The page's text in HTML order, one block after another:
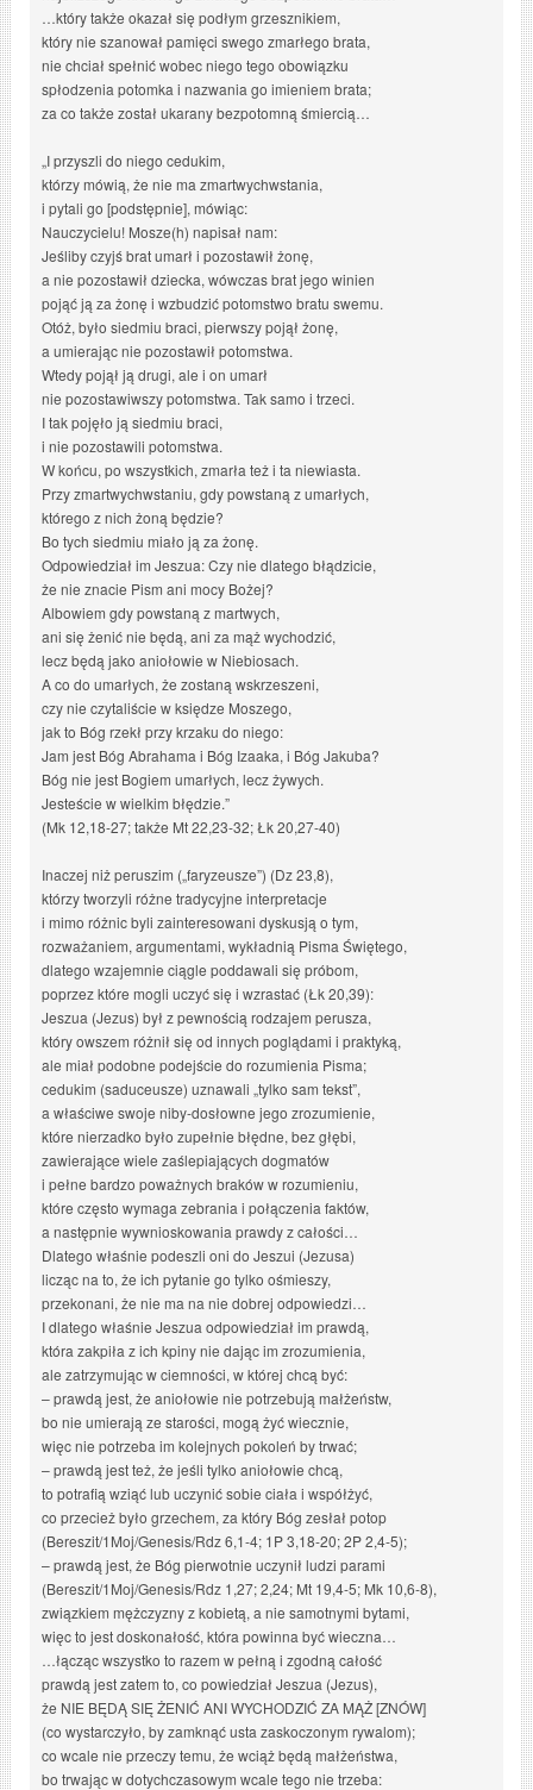
…który także okazał się podłym grzesznikiem,
który nie szanował pamięci swego zmarłego brata,
nie chciał spełnić wobec niego tego obowiązku
spłodzenia potomka i nazwania go imieniem brata;
za co także został ukarany bezpotomną śmiercią…
„I przyszli do niego cedukim,
którzy mówią, że nie ma zmartwychwstania,
i pytali go [podstępnie], mówiąc:
Nauczycielu! Mosze(h) napisał nam:
Jeśliby czyjś brat umarł i pozostawił żonę,
a nie pozostawił dziecka, wówczas brat jego winien
pojąć ją za żonę i wzbudzić potomstwo bratu swemu.
Otóż, było siedmiu braci, pierwszy pojął żonę,
a umierając nie pozostawił potomstwa.
Wtedy pojął ją drugi, ale i on umarł
nie pozostawiwszy potomstwa. Tak samo i trzeci.
I tak pojęło ją siedmiu braci,
i nie pozostawili potomstwa.
W końcu, po wszystkich, zmarła też i ta niewiasta.
Przy zmartwychwstaniu, gdy powstaną z umarłych,
którego z nich żoną będzie?
Bo tych siedmiu miało ją za żonę.
Odpowiedział im Jeszua: Czy nie dlatego błądzicie,
że nie znacie Pism ani mocy Bożej?
Albowiem gdy powstaną z martwych,
ani się żenić nie będą, ani za mąż wychodzić,
lecz będą jako aniołowie w Niebiosach.
A co do umarłych, że zostaną wskrzeszeni,
czy nie czytaliście w księdze Moszego,
jak to Bóg rzekł przy krzaku do niego:
Jam jest Bóg Abrahama i Bóg Izaaka, i Bóg Jakuba?
Bóg nie jest Bogiem umarłych, lecz żywych.
Jesteście w wielkim błędzie.”
(Mk 12,18-27; także Mt 22,23-32; Łk 20,27-40)
Inaczej niż peruszim („faryzeusze”) (Dz 23,8),
którzy tworzyli różne tradycyjne interpretacje
i mimo różnic byli zainteresowani dyskusją o tym,
rozważaniem, argumentami, wykładnią Pisma Świętego,
dlatego wzajemnie ciągle poddawali się próbom,
poprzez które mogli uczyć się i wzrastać (Łk 20,39):
Jeszua (Jezus) był z pewnością rodzajem perusza,
który owszem różnił się od innych poglądami i praktyką,
ale miał podobne podejście do rozumienia Pisma;
cedukim (saduceusze) uznawali „tylko sam tekst”,
a właściwe swoje niby-dosłowne jego zrozumienie,
które nierzadko było zupełnie błędne, bez głębi,
zawierające wiele zaślepiających dogmatów
i pełne bardzo poważnych braków w rozumieniu,
które często wymaga zebrania i połączenia faktów,
a następnie wywnioskowania prawdy z całości…
Dlatego właśnie podeszli oni do Jeszui (Jezusa)
licząc na to, że ich pytanie go tylko ośmieszy,
przekonani, że nie ma na nie dobrej odpowiedzi…
I dlatego właśnie Jeszua odpowiedział im prawdą,
która zakpiła z ich kpiny nie dając im zrozumienia,
ale zatrzymując w ciemności, w której chcą być:
– prawdą jest, że aniołowie nie potrzebują małżeństw,
bo nie umierają ze starości, mogą żyć wiecznie,
więc nie potrzeba im kolejnych pokoleń by trwać;
– prawdą jest też, że jeśli tylko aniołowie chcą,
to potrafią wziąć lub uczynić sobie ciała i współżyć,
co przecież było grzechem, za który Bóg zesłał potop
(Bereszit/1Moj/Genesis/Rdz 6,1-4; 1P 3,18-20; 2P 2,4-5);
– prawdą jest, że Bóg pierwotnie uczynił ludzi parami
(Bereszit/1Moj/Genesis/Rdz 1,27; 2,24; Mt 19,4-5; Mk 10,6-8),
związkiem mężczyzny z kobietą, a nie samotnymi bytami,
więc to jest doskonałość, która powinna być wieczna…
…łącząc wszystko to razem w pełną i zgodną całość
prawdą jest zatem to, co powiedział Jeszua (Jezus),
że NIE BĘDĄ SIĘ ŻENIĆ ANI WYCHODZIĆ ZA MĄŻ [ZNÓW]
(co wystarczyło, by zamknąć usta zaskoczonym rywalom);
co wcale nie przeczy temu, że wciąż będą małżeństwa,
bo trwając w dotychczasowym wcale tego nie trzeba: